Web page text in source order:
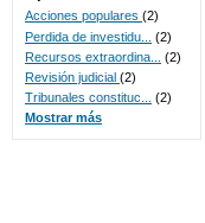
Acciones populares (2)
Perdida de investidu...
(2)
Recursos extraordina...
(2)
Revisión judicial (2)
Tribunales constituc...
(2)
Mostrar más